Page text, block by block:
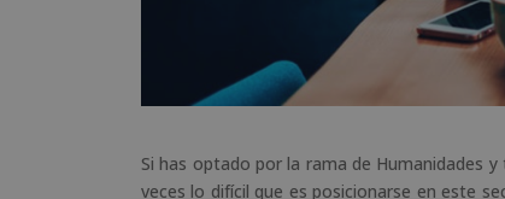
Si has optado por la rama de Humanidades
veces lo difícil que es posicionarse en este